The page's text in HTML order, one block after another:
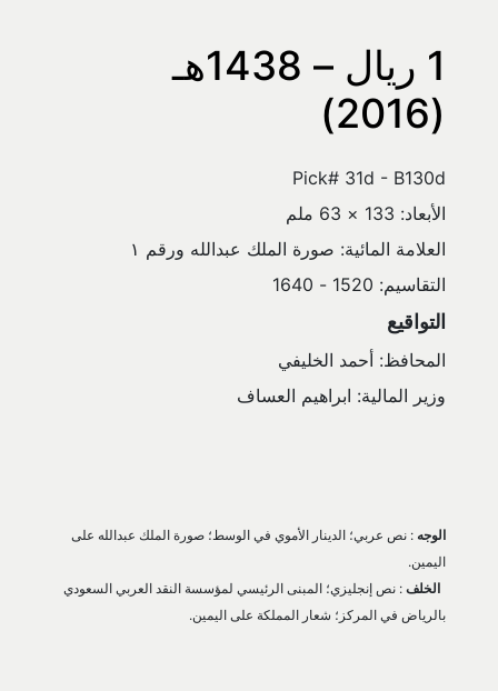
1 ريال – 1438هـ
(2016)
Pick# 31d - B130d
الأبعاد: 133 × 63 ملم
العلامة المائية: صورة الملك عبدالله ورقم ١
التقاسيم: 1520 - 1640
التواقيع
المحافظ: أحمد الخليفي
وزير المالية: ابراهيم العساف
الوجه
اليمين.
الخلف
بالرياض في المركز؛ شعار المملكة على اليمين.